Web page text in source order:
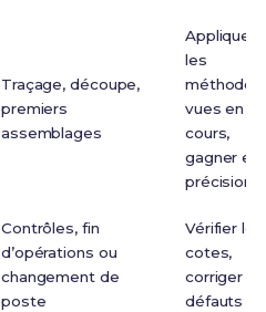
Traçage, découpe,
premiers
assemblages
Appliquer
les
méthodes
vues en
cours,
gagner en
précision
Contrôles, fin
d’opérations ou
changement de
poste
Vérifier les
cotes,
corriger
défauts